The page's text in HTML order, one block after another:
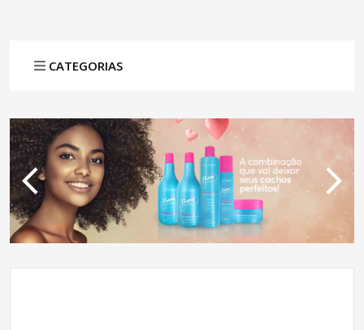
CATEGORIAS